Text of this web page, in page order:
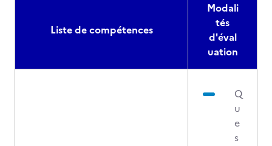
Liste de compétences
Modali
tés
d'éval
uation
Q
u
e
s